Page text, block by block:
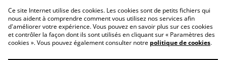
Contactez-moi
Conditions
Politique de confidentialité
Politique de cookies
Ce site Internet utilise des cookies. Les cookies sont de petits fichiers qui
nous aident à comprendre comment vous utilisez nos services afin
d'améliorer votre expérience. Vous pouvez en savoir plus sur ces cookies
et contrôler la façon dont ils sont utilisés en cliquant sur « Paramètres des
cookies ». Vous pouvez également consulter notre politique de cookies.